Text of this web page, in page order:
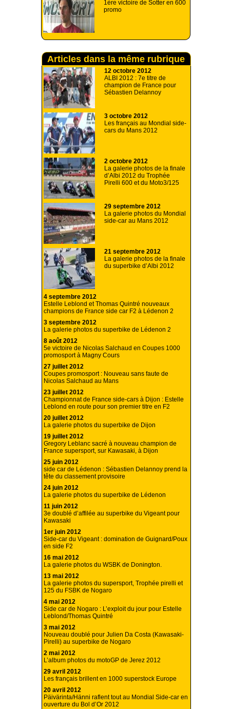
1ère victoire de Sotter en 600
promo
Articles dans la même rubrique
12 octobre 2012
ALBI 2012 : 7e titre de
champion de France pour
Sébastien Delannoy
3 octobre 2012
Les français au Mondial side-
cars du Mans 2012
2 octobre 2012
La galerie photos de la finale
d’Albi 2012 du Trophée
Pirelli 600 et du Moto3/125
29 septembre 2012
La galerie photos du Mondial
side-car au Mans 2012
21 septembre 2012
La galerie photos de la finale
du superbike d’Albi 2012
4 septembre 2012
Estelle Leblond et Thomas Quintré nouveaux
champions de France side car F2 à Lédenon 2
3 septembre 2012
La galerie photos du superbike de Lédenon 2
8 août 2012
5e victoire de Nicolas Salchaud en Coupes 1000
promosport à Magny Cours
27 juillet 2012
Coupes promosport : Nouveau sans faute de
Nicolas Salchaud au Mans
23 juillet 2012
Championnat de France side-cars à Dijon : Estelle
Leblond en route pour son premier titre en F2
20 juillet 2012
La galerie photos du superbike de Dijon
19 juillet 2012
Gregory Leblanc sacré à nouveau champion de
France supersport, sur Kawasaki, à Dijon
25 juin 2012
side car de Lédenon : Sébastien Delannoy prend la
tête du classement provisoire
24 juin 2012
La galerie photos du superbike de Lédenon
11 juin 2012
3e doublé d’affilée au superbike du Vigeant pour
Kawasaki
1er juin 2012
Side-car du Vigeant : domination de Guignard/Poux
en side F2
16 mai 2012
La galerie photos du WSBK de Donington.
13 mai 2012
La galerie photos du supersport, Trophée pirelli et
125 du FSBK de Nogaro
4 mai 2012
Side car de Nogaro : L’exploit du jour pour Estelle
Leblond/Thomas Quintré
3 mai 2012
Nouveau doublé pour Julien Da Costa (Kawasaki-
Pirelli) au superbike de Nogaro
2 mai 2012
L’album photos du motoGP de Jerez 2012
29 avril 2012
Les français brillent en 1000 superstock Europe
20 avril 2012
Päivärinta/Hänni raflent tout au Mondial Side-car en
ouverture du Bol d’Or 2012